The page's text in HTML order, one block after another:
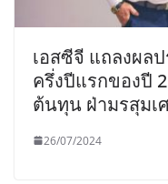
เอสซีจี แถลงผล
ครึ่งปีแรกของปี
ต้นทุน ฝ่ามรสุมเ
26/07/2024